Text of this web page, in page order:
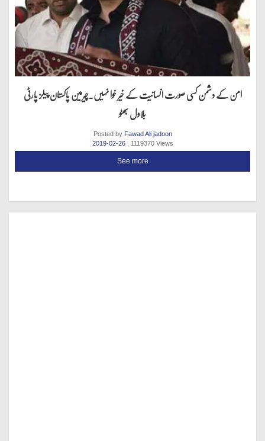
امن کے دشمن کسی صورت انسانیت کے خیر خوا نہیں.چیرمین پاکستان پیلز پارٹی
بلاول بھٹو
Posted by Fawad Ali jadoon
2019-02-26
. 1119370 Views
See more